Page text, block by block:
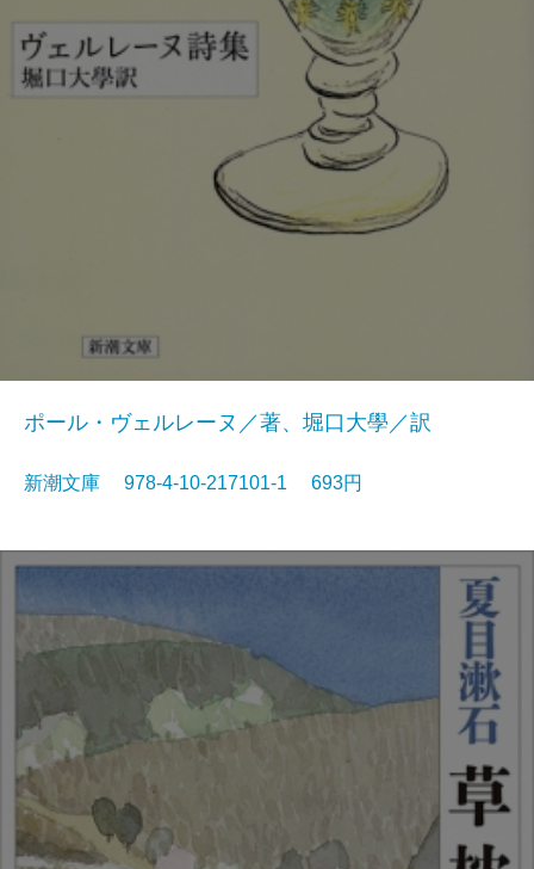
ポール・ヴェルレーヌ／著、堀口大學／訳
新潮文庫 978-4-10-217101-1 693円